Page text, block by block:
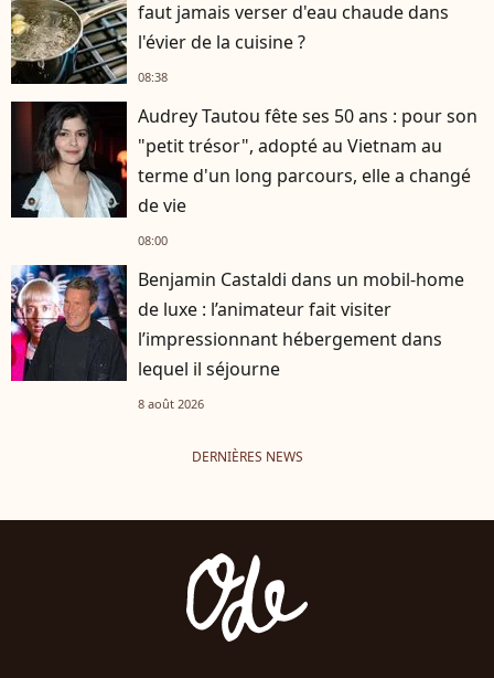
faut jamais verser d'eau chaude dans
l'évier de la cuisine ?
08:38
Audrey Tautou fête ses 50 ans : pour son
"petit trésor", adopté au Vietnam au
terme d'un long parcours, elle a changé
de vie
08:00
Benjamin Castaldi dans un mobil-home
de luxe : l’animateur fait visiter
l’impressionnant hébergement dans
lequel il séjourne
8 août 2026
DERNIÈRES NEWS